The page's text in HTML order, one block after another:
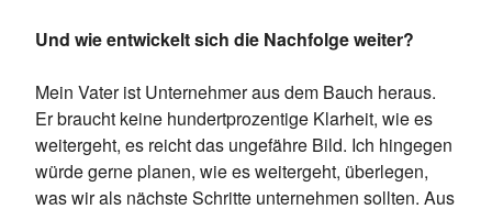
Und wie entwickelt sich die Nachfolge weiter?
Mein Va­ter ist Un­ter­neh­mer aus dem Bauch her­aus.
Er braucht kei­ne hun­dert­pro­zen­ti­ge Klar­heit, wie es
wei­ter­geht, es reicht das un­ge­fäh­re Bild. Ich hin­ge­gen
wür­de ger­ne pla­nen, wie es wei­ter­geht, über­le­gen,
was wir als nächs­te Schrit­te un­ter­neh­men soll­ten. Aus